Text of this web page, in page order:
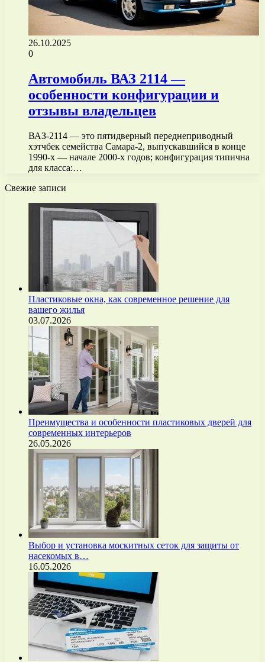
26.10.2025
0
Автомобиль ВАЗ 2114 —
особенности конфигурации и
отзывы владельцев
ВАЗ-2114 — это пятидверный переднеприводный
хэтчбек семейства Самара-2, выпускавшийся в конце
1990‑х — начале 2000‑х годов; конфигурация типична
для класса:…
Свежие записи
Пластиковые окна, как современное решение для
вашего жилья
03.07.2026
Преимущества и особенности пластиковых дверей для
современных интерьеров
26.05.2026
Выбор и установка москитных сеток для защиты от
насекомых в…
16.05.2026